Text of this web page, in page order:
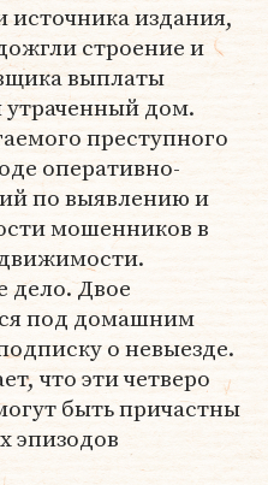
издания,
строение и
выплаты
утраченный дом.
преступного
оперативно-
по выявлению и
мошенников в
дело. Двое
под домашним
о невыезде.
что эти четверо
быть причастны
эпизодов